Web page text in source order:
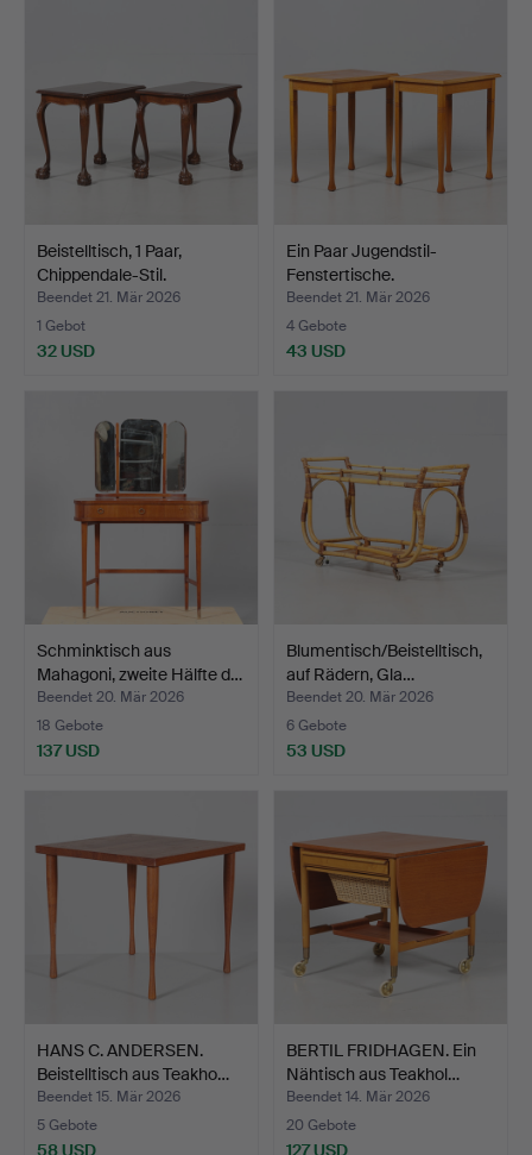
Beistelltisch, 1 Paar,
Chippendale-Stil.
Beendet 21. Mär 2026
1 Gebot
32 USD
Ein Paar Jugendstil-
Fenstertische.
Beendet 21. Mär 2026
4 Gebote
43 USD
Schminktisch aus
Mahagoni, zweite Hälfte d…
Beendet 20. Mär 2026
18 Gebote
137 USD
Blumentisch/Beistelltisch,
auf Rädern, Gla…
Beendet 20. Mär 2026
6 Gebote
53 USD
HANS C. ANDERSEN.
Beistelltisch aus Teakho…
Beendet 15. Mär 2026
5 Gebote
58 USD
BERTIL FRIDHAGEN. Ein
Nähtisch aus Teakhol…
Beendet 14. Mär 2026
20 Gebote
127 USD